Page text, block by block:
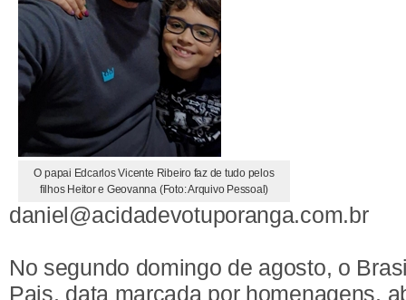
O papai Edcarlos Vicente Ribeiro faz de tudo pelos
filhos Heitor e Geovanna (Foto: Arquivo Pessoal)
daniel@acidadevotuporanga.com.br
No segundo domingo de agosto, o
Pais, data marcada por homenagens,